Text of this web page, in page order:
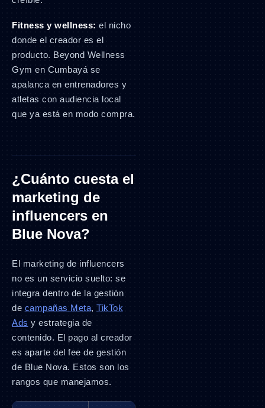
Fitness y wellness: el nicho
donde el creador es el
producto. Beyond Wellness
Gym en Cumbayá se
apalanca en entrenadores y
atletas con audiencia local
que ya está en modo compra.
¿Cuánto cuesta el
marketing de
influencers en
Blue Nova?
El marketing de influencers
no es un servicio suelto: se
integra dentro de la gestión
de campañas Meta, TikTok
Ads y estrategia de
contenido. El pago al creador
es aparte del fee de gestión
de Blue Nova. Estos son los
rangos que manejamos.